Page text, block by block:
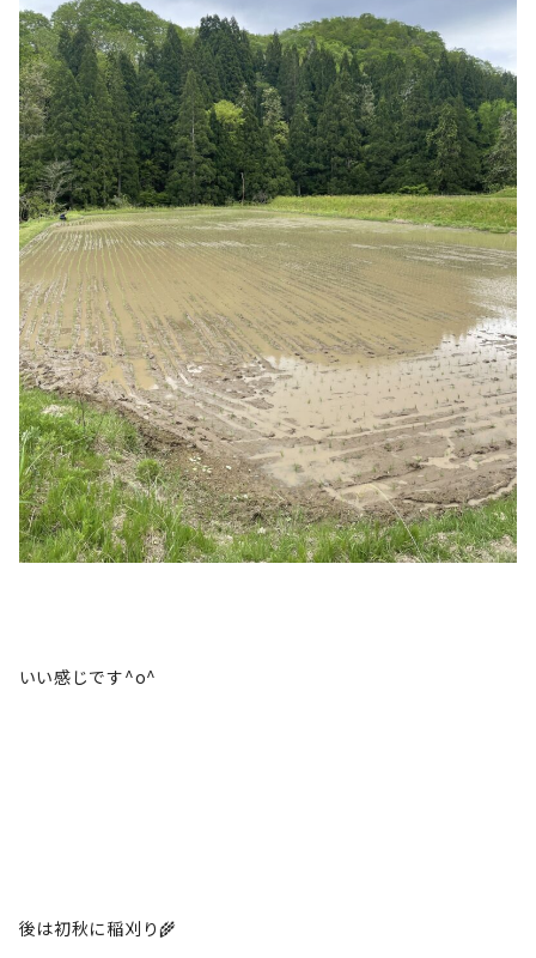
いい感じです^o^
後は初秋に稲刈り🌾